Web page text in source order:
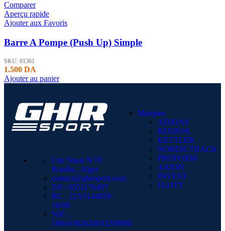
Comparer
Aperçu rapide
Ajouter aux Favoris
Barre A Pompe (Push Up) Simple
SKU: 01361
1.500 DA
Ajouter au panier
Cite Sbaat N'70
Rouiba , Alger
contact@ghirsport.com
Tél : 0551170407
RC : 22A5144059-
16/00
NIF :
18816382620033200000
Marques
ADIDAS
REEBOK
KETTLER
NORDICTRACK
PROFORM
AXION
INVEST
FLOTT